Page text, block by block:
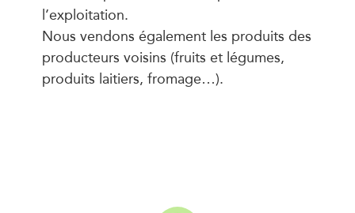
l’exploitation.
Nous vendons également les produits des
producteurs voisins (fruits et légumes,
produits laitiers, fromage…).